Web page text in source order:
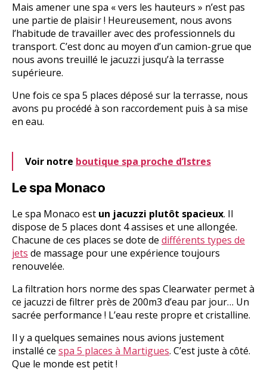
Mais amener une spa « vers les hauteurs » n’est pas
une partie de plaisir ! Heureusement, nous avons
l’habitude de travailler avec des professionnels du
transport. C’est donc au moyen d’un camion-grue que
nous avons treuillé le jacuzzi jusqu’à la terrasse
supérieure.
Une fois ce spa 5 places déposé sur la terrasse, nous
avons pu procédé à son raccordement puis à sa mise
en eau.
Voir notre boutique spa proche d’Istres
Le spa Monaco
Le spa Monaco est un jacuzzi plutôt spacieux. Il
dispose de 5 places dont 4 assises et une allongée.
Chacune de ces places se dote de différents types de
jets de massage pour une expérience toujours
renouvelée.
La filtration hors norme des spas Clearwater permet à
ce jacuzzi de filtrer près de 200m3 d’eau par jour… Un
sacrée performance ! L’eau reste propre et cristalline.
Il y a quelques semaines nous avions justement
installé ce spa 5 places à Martigues. C’est juste à côté.
Que le monde est petit !